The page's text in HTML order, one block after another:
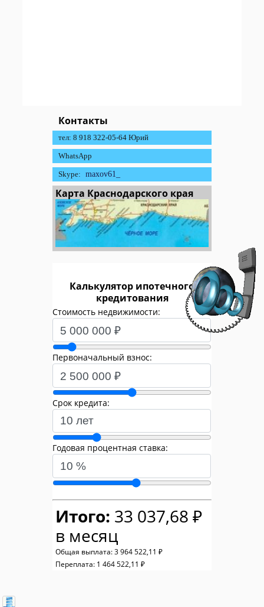
Контакты
тел: 8 918 322-05-64 Юрий
WhatsApp
Skype: maxov61_
Карта Краснодарского края
Калькулятор ипотечного
кредитования
Стоимость недвижимости:
Первоначальный взнос:
Срок кредита:
Годовая процентная ставка:
Итого: 33 037,68 ₽
в месяц
Общая выплата: 3 964 522,11 ₽
Переплата: 1 464 522,11 ₽